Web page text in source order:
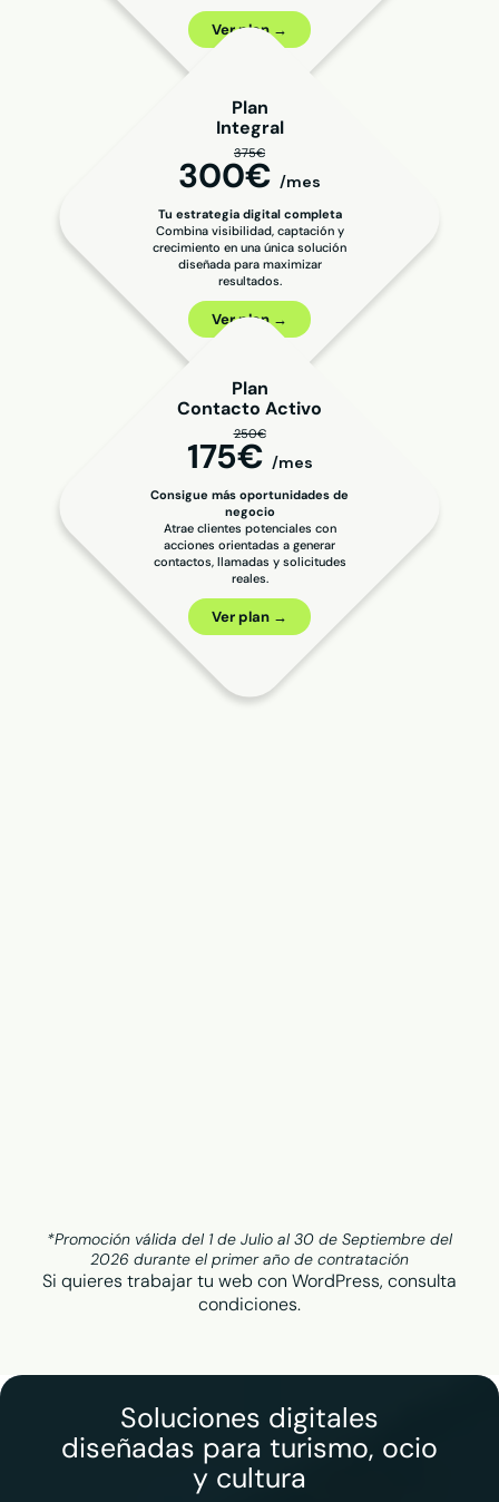
Ver plan →
Plan
Integral
375€
300€ /mes
Tu estrategia digital completa
Combina visibilidad, captación y
crecimiento en una única solución
diseñada para maximizar
resultados.
Ver plan →
Plan
Contacto Activo
250€
175€ /mes
Consigue más oportunidades de
negocio
Atrae clientes potenciales con
acciones orientadas a generar
contactos, llamadas y solicitudes
reales.
Ver plan →
*Promoción válida del 1 de Julio al 30 de Septiembre del
2026 durante el primer año de contratación
Si quieres trabajar tu web con WordPress, consulta
condiciones.
Soluciones digitales
diseñadas para turismo, ocio
y cultura